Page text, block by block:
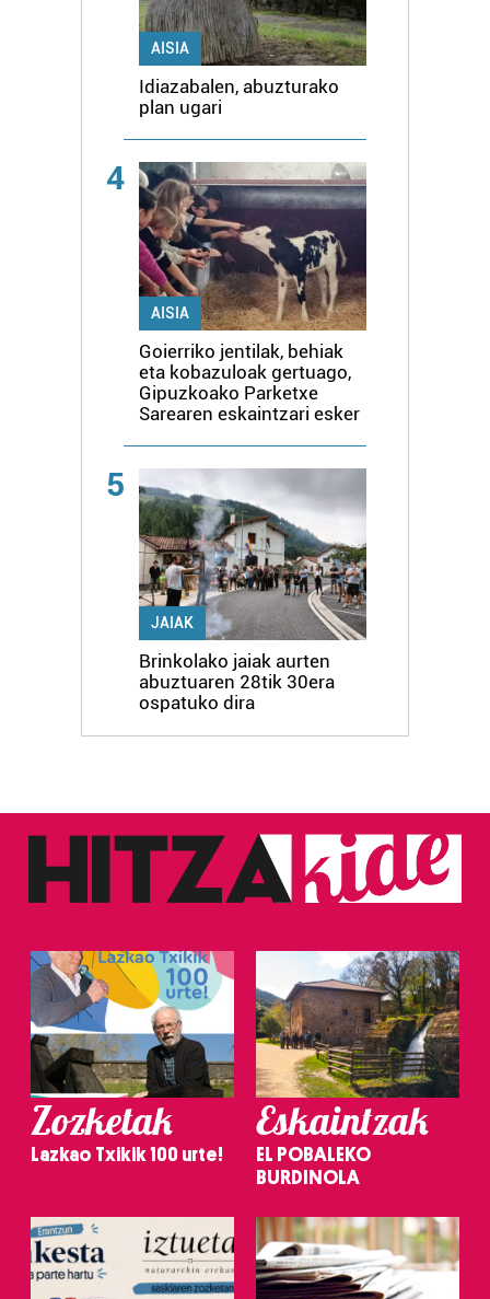
AISIA
Idiazabalen, abuzturako
plan ugari
4
AISIA
Goierriko jentilak, behiak
eta kobazuloak gertuago,
Gipuzkoako Parketxe
Sarearen eskaintzari esker
5
JAIAK
Brinkolako jaiak aurten
abuztuaren 28tik 30era
ospatuko dira
Zozketak
Lazkao Txikik 100 urte!
Eskaintzak
EL POBALEKO
BURDINOLA